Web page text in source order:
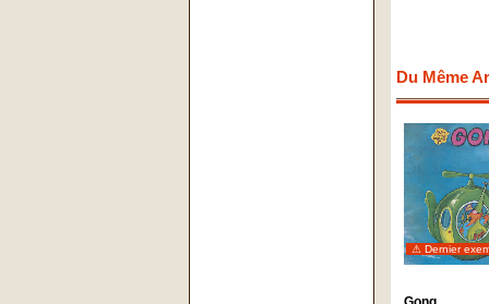
Du Même
⚠ Dernier